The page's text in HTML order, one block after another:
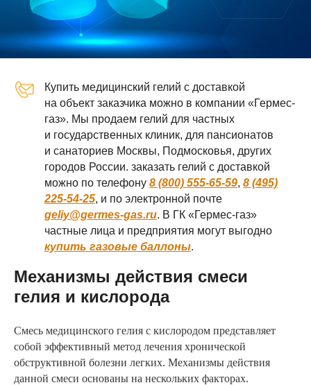
Купить медицинский гелий с доставкой
на объект заказчика можно в компании «Гермес-
газ». Мы продаем гелий для частных
и государственных клиник, для пансионатов
и санаториев Москвы, Подмосковья, других
городов России. заказать гелий с доставкой
можно по телефону 8 (800) 555-65-59, 8 (495)
225-54-25, и по электронной почте
geliy@germes-gas.ru. В ГК «Гермес-газ»
частные лица и предприятия могут выгодно
купить газовые баллоны.
Механизмы действия смеси
гелия и кислорода
Смесь медицинского гелия с кислородом представляет
собой эффективный метод лечения хронической
обструктивной болезни легких. Механизмы действия
данной смеси основаны на нескольких факторах.